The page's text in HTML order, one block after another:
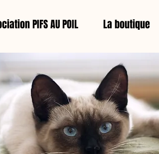
PIFS AU POIL La boutique